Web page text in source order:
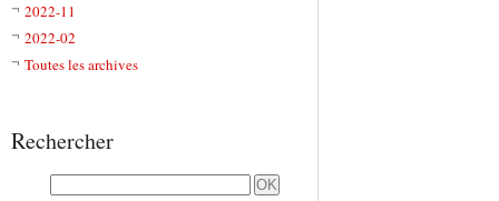
2022-11
2022-02
Toutes les archives
Rechercher